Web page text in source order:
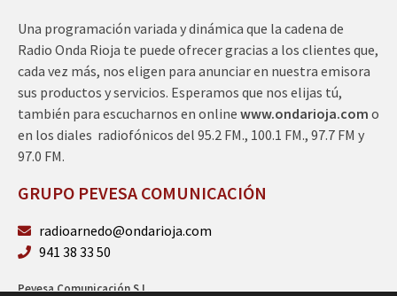
Una programación variada y dinámica que la cadena de
Radio Onda Rioja te puede ofrecer gracias a los clientes que,
cada vez más, nos eligen para anunciar en nuestra emisora
sus productos y servicios. Esperamos que nos elijas tú,
también para escucharnos en online www.ondarioja.com o
en los diales radiofónicos del 95.2 FM., 100.1 FM., 97.7 FM y
97.0 FM.
GRUPO PEVESA COMUNICACIÓN
radioarnedo@ondarioja.com
941 38 33 50
Pevesa Comunicación S.L.